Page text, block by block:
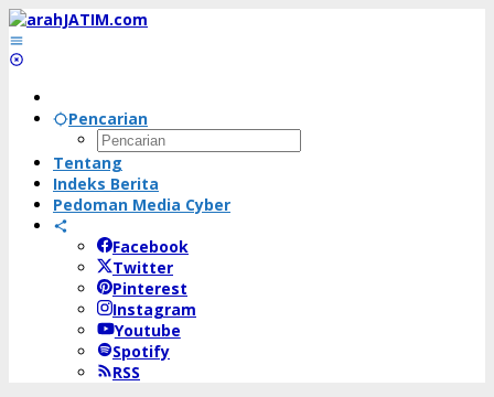
Lewati
ke
konten
Pencarian
Tentang
Indeks Berita
Pedoman Media Cyber
Facebook
Twitter
Pinterest
Instagram
Youtube
Spotify
RSS